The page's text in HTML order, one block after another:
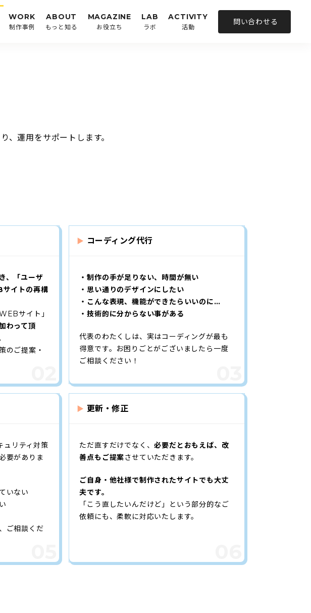
WORK
制作事例
ABOUT
もっと知る
MAGAZINE
お役立ち
LAB
ラボ
ACTIVITY
活動
問い合わせる
、運用をサポートします。
、「ユーザ
サイトの再構
サイト」
わって頂
のご提案・
コーディング代行
・制作の手が足りない、時間が無い
・思い通りのデザインにしたい
・こんな表現、機能ができたらいいのに…
・技術的に分からない事がある
代表のわたくしは、実はコーディングが最も
得意です。お困りごとがございましたら一度
ご相談ください！
リティ対策
要がありま
いない
ご相談くだ
更新・修正
ただ直すだけでなく、必要だとおもえば、改
善点もご提案させていただきます。
ご自身・他社様で制作されたサイトでも大丈
夫です。
「こう直したいんだけど」という部分的なご
依頼にも、柔軟に対応いたします。